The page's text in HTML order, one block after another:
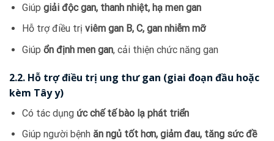
Giúp giải độc gan, thanh nhiệt, hạ men gan
Hỗ trợ điều trị viêm gan B, C, gan nhiễm mỡ
Giúp ổn định men gan, cải thiện chức năng gan
2.2. Hỗ trợ điều trị ung thư gan (giai đoạn đầu hoặc
kèm Tây y)
Có tác dụng ức chế tế bào lạ phát triển
Giúp người bệnh ăn ngủ tốt hơn, giảm đau, tăng sức đề